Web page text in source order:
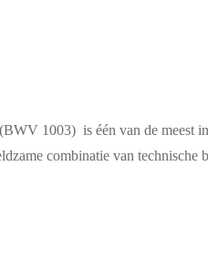
1003) is één van de meest
combinatie van